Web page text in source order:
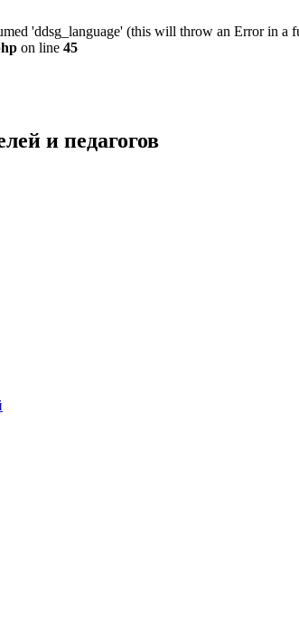
'ddsg_language' (this will throw an Error in a
on line 45
и педагогов